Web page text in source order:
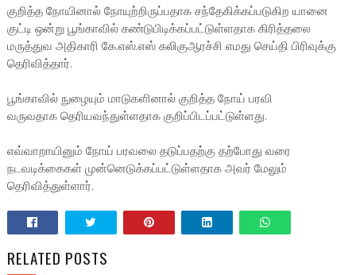
குறித்த நோயினால் நோயுற்றிருப்பதாக சந்தேகிக்கப்படுகிற யானை
குட்டி ஒன்று பூங்காவில் கண்டுபிடிக்கப்பட்டுள்ளதாக கிரித்தலை
மருத்துவ அதிகாரி கே.எஸ்.எஸ் கலிகுஆரச்சி எமது செய்தி பிரிவுக்கு
தெரிவித்தார்.
பூங்காவில் நுழையும் மாடுகளினால் குறித்த நோய் பரவி
வருவதாக தெரியவந்துள்ளதாக குறிப்பிடப்பட்டுள்ளது.
எவ்வாறாயினும் நோய் பரவலை தடுப்பதற்கு தற்போது வரை
நடவடிக்கைகள் முன்னெடுக்கப்பட்டுள்ளதாக அவர் மேலும்
தெரிவித்துள்ளார்.
RELATED POSTS